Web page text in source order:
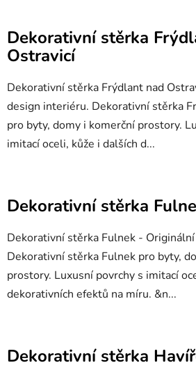
Dekorativní stěrka
Ostravicí
Dekorativní stěrka Frýdlant nad
design interiéru. Dekorativní stěrka
pro byty, domy i komerční prostory.
imitací oceli, kůže i dalších d...
Dekorativní stěrka
Dekorativní stěrka Fulnek -
Dekorativní stěrka Fulnek pro byty,
prostory. Luxusní povrchy s imitací
dekorativních efektů na míru. &n...
Dekorativní stěrka